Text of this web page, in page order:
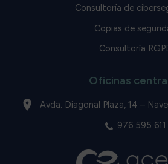
Consultoría de
Copias de
Consultoría
Oficinas
Avda. Diagonal Plaza, 14 –
976 595 611